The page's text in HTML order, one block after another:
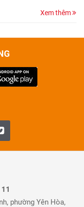
Xem thêm
phường Yên Hòa,